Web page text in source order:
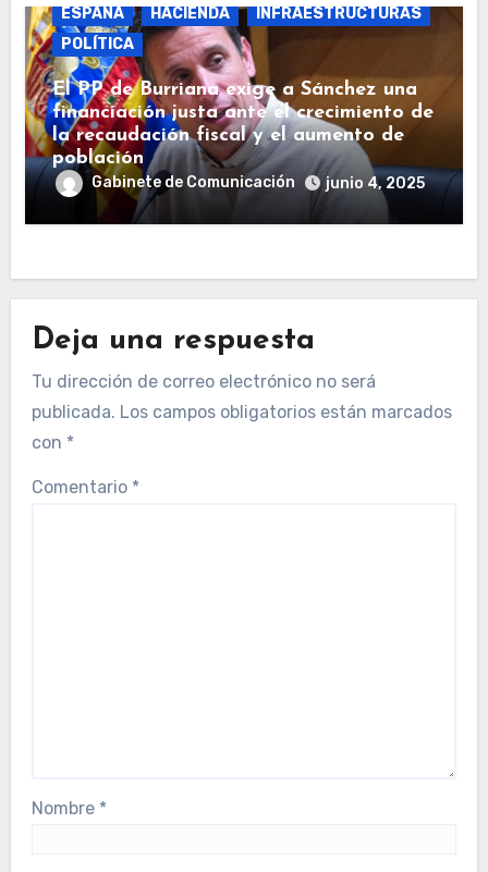
ESPAÑA
HACIENDA
INFRAESTRUCTURAS
POLÍTICA
El PP de Burriana exige a Sánchez una
financiación justa ante el crecimiento de
la recaudación fiscal y el aumento de
población
Gabinete de Comunicación junio 4, 2025
Deja una respuesta
Tu dirección de correo electrónico no será
publicada. Los campos obligatorios están marcados
con *
Comentario *
Nombre *